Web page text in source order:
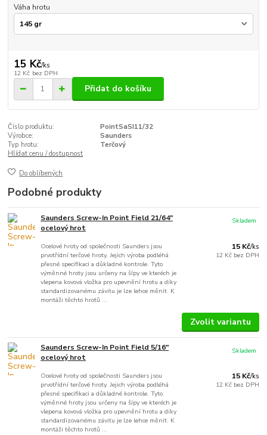
Váha hrotu
15 Kč/ks
12 Kč bez DPH
Přidat do košíku
Číslo produktu:
PointSaSI11/32
Výrobce:
Saunders
Typ hrotu:
Terčový
Hlídat cenu / dostupnost
Do oblíbených
Podobné produkty
Saunders Screw-In Point Field 21/64"
ocelový hrot
Ocelové hroty od společnosti Saunders jsou
prvotřídní terčové hroty. Jejich výroba podléhá
přesné specifikaci a důkladné kontrole. Tyto
výměnné hroty jsou určeny na šípy ve kteréch je
vlepena kovová vložka pro upevnění hrotu a díky
standardizovanému závitu je lze lehce měnit. K
montáži těchto hrotů ...
15 Kč/ks
12 Kč bez DPH
Skladem
Zvolit variantu
Saunders Screw-In Point Field 5/16"
ocelový hrot
Ocelové hroty od společnosti Saunders jsou
prvotřídní terčové hroty. Jejich výroba podléhá
přesné specifikaci a důkladné kontrole. Tyto
výměnné hroty jsou určeny na šípy ve kteréch je
vlepena kovová vložka pro upevnění hrotu a díky
standardizovanému závitu je lze lehce měnit. K
montáži těchto hrotů ...
15 Kč/ks
12 Kč bez DPH
Skladem